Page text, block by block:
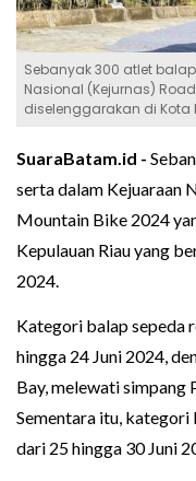
Sebanyak 300 atlet
Nasional (Kejurnas)
diselenggarakan di Kota
SuaraBatam.id -
serta dalam Kejuaraan
Mountain Bike 2024
Kepulauan Riau yang
2024.
Kategori balap sepeda
hingga 24 Juni 2024,
Bay, melewati simpang
Sementara itu, kategori
dari 25 hingga 30 Juni